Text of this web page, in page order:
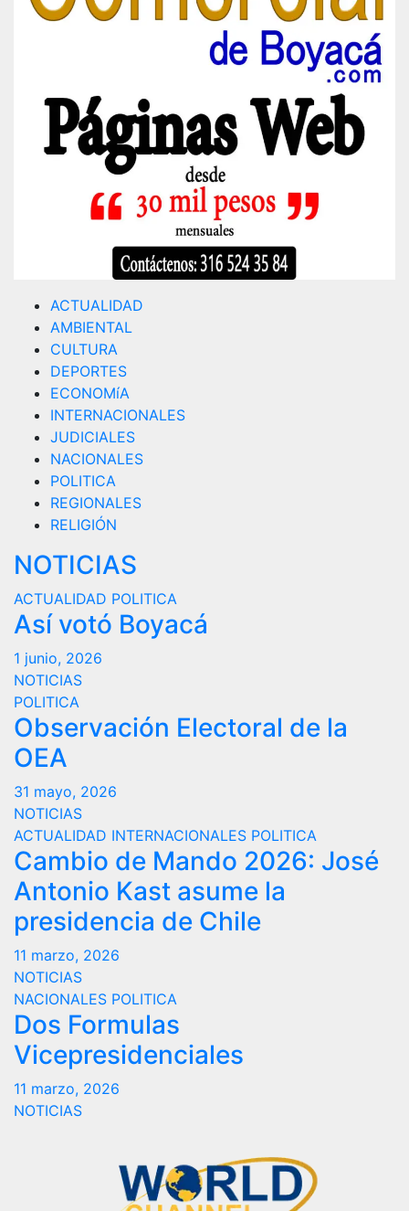
ACTUALIDAD
AMBIENTAL
CULTURA
DEPORTES
ECONOMíA
INTERNACIONALES
JUDICIALES
NACIONALES
POLITICA
REGIONALES
RELIGIÓN
NOTICIAS
ACTUALIDAD POLITICA
Así votó Boyacá
1 junio, 2026
NOTICIAS
POLITICA
Observación Electoral de la
OEA
31 mayo, 2026
NOTICIAS
ACTUALIDAD INTERNACIONALES POLITICA
Cambio de Mando 2026: José
Antonio Kast asume la
presidencia de Chile
11 marzo, 2026
NOTICIAS
NACIONALES POLITICA
Dos Formulas
Vicepresidenciales
11 marzo, 2026
NOTICIAS